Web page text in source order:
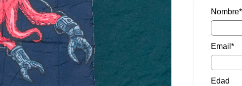
Nombre*
Email*
Edad